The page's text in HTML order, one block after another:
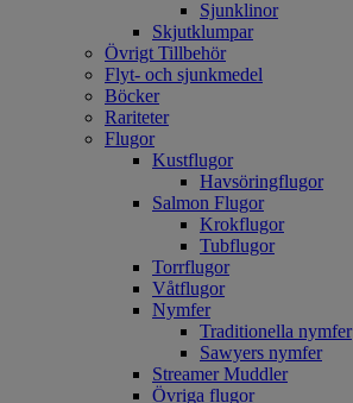
Sjunklinor
Skjutklumpar
Övrigt Tillbehör
Flyt- och sjunkmedel
Böcker
Rariteter
Flugor
Kustflugor
Havsöringflugor
Salmon Flugor
Krokflugor
Tubflugor
Torrflugor
Våtflugor
Nymfer
Traditionella nymfer
Sawyers nymfer
Streamer Muddler
Övriga flugor